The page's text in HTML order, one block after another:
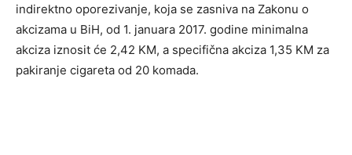
indirektno oporezivanje, koja se zasniva na Zakonu o
akcizama u BiH, od 1. januara 2017. godine minimalna
akciza iznosit će 2,42 KM, a specifična akciza 1,35 KM za
pakiranje cigareta od 20 komada.